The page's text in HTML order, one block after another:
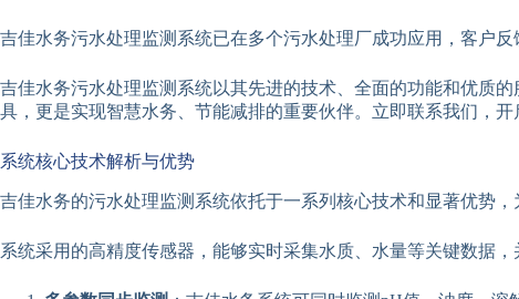
吉佳水务污水处理监测系统已在多个污水处理厂成功应用，客户
吉佳水务污水处理监测系统以其先进的技术、全面的功能和优质
具，更是实现智慧水务、节能减排的重要伙伴。立即联系我们，开
系统核心技术解析与优势
吉佳水务的污水处理监测系统依托于一系列核心技术和显著优势
系统采用的高精度传感器，能够实时采集水质、水量等关键数据